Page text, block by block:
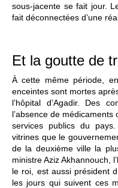
sous-jacente se fait jour.
fait déconnectées d’une
Et la goutte de
À cette même période,
enceintes sont mortes
l’hôpital d’Agadir. Des
l’absence de
services publics du
vitrines que le
de la deuxième ville la
ministre Aziz Akhannouch,
le roi, est aussi président
les jours qui suivent ces